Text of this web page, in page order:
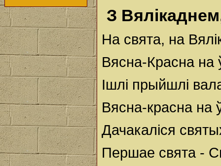
З
На свята, на
Вясна-Красна на
Ішлі прыйшлі
Вясна-красна на
Дачакаліся
Першае свята -